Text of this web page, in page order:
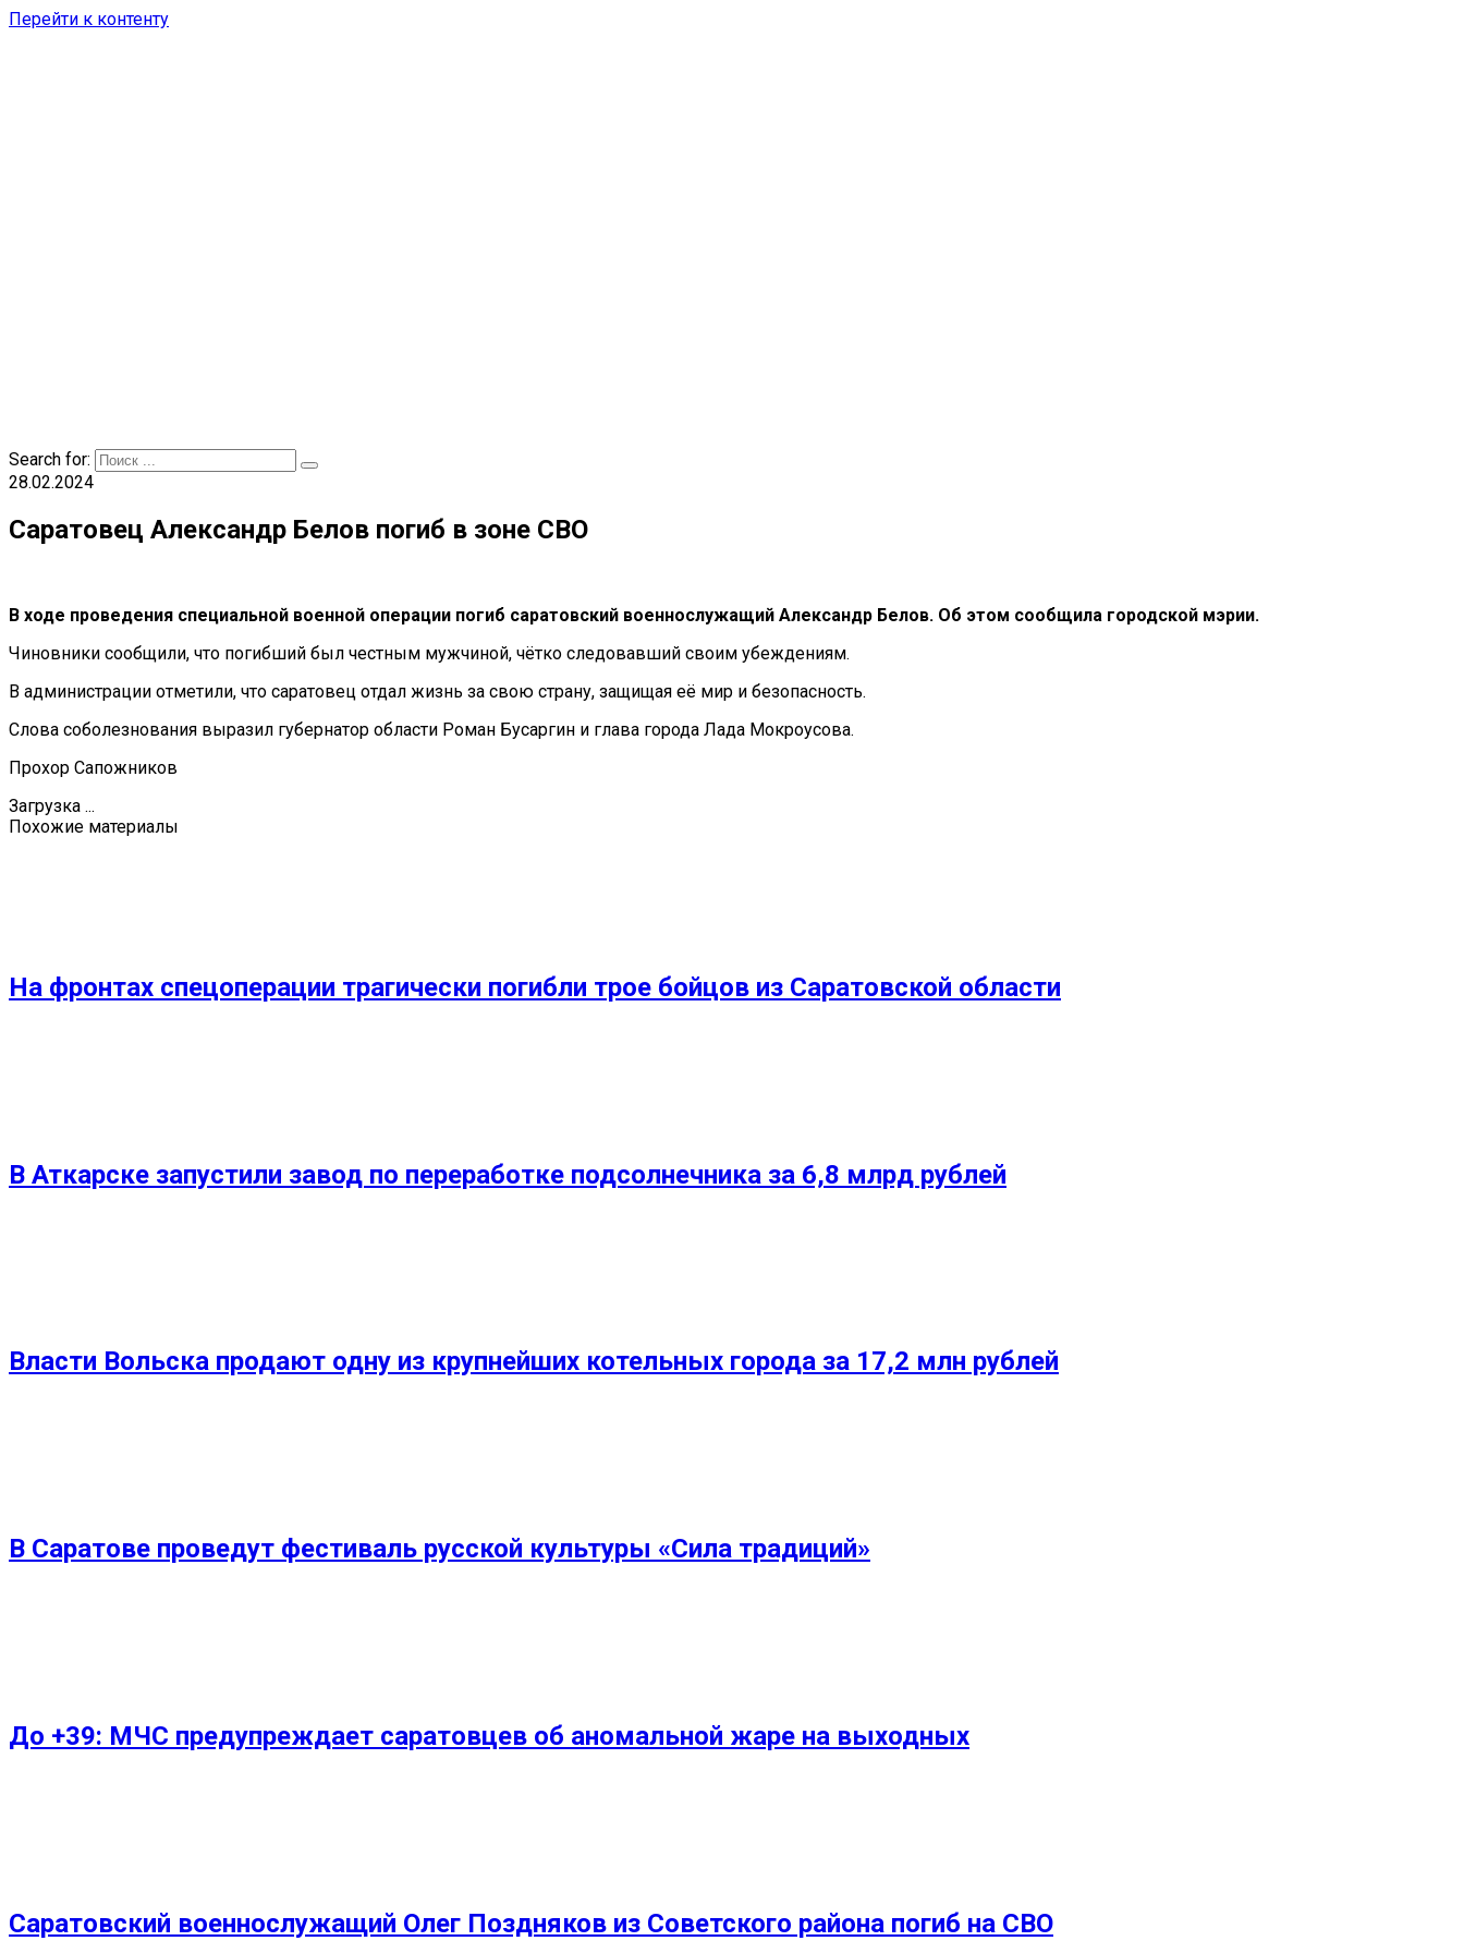
Перейти к контенту
Search for:
28.02.2024
Саратовец Александр Белов погиб в зоне СВО
В ходе проведения специальной военной операции погиб саратовский военнослужащий Александр Белов. Об этом сообщила городской мэрии.
Чиновники сообщили, что погибший был честным мужчиной, чётко следовавший своим убеждениям.
В администрации отметили, что саратовец отдал жизнь за свою страну, защищая её мир и безопасность.
Слова соболезнования выразил губернатор области Роман Бусаргин и глава города Лада Мокроусова.
Прохор Сапожников
Загрузка ...
Похожие материалы
На фронтах спецоперации трагически погибли трое бойцов из Саратовской области
В Аткарске запустили завод по переработке подсолнечника за 6,8 млрд рублей
Власти Вольска продают одну из крупнейших котельных города за 17,2 млн рублей
В Саратове проведут фестиваль русской культуры «Сила традиций»
До +39: МЧС предупреждает саратовцев об аномальной жаре на выходных
Саратовский военнослужащий Олег Поздняков из Советского района погиб на СВО